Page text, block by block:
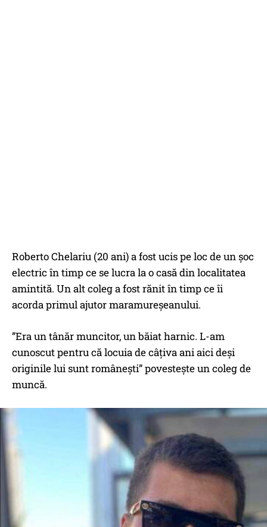
Roberto Chelariu (20 ani) a fost ucis pe loc de un șoc
electric în timp ce se lucra la o casă din localitatea
amintită. Un alt coleg a fost rănit în timp ce îi
acorda primul ajutor maramureșeanului.
”Era un tânăr muncitor, un băiat harnic. L-am
cunoscut pentru că locuia de câțiva ani aici deși
originile lui sunt românești” povestește un coleg de
muncă.